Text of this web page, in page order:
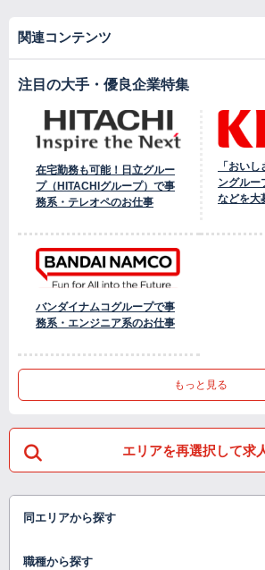
関連コンテンツ
注目の大手・優良企業特集
在宅勤務も可能！日立グルー
プ（HITACHIグループ）で事
務系・テレオペのお仕事
「おい
ングルー
などを大
バンダイナムコグループで事
務系・エンジニア系のお仕事
もっと見る
エリアを再選択して求
同エリアから探す
職種から探す